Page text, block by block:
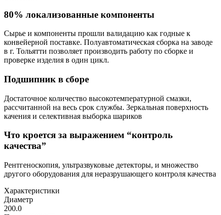
80% локализованные компоненты
Сырье и компоненты прошли валидацию как годные к
конвейерной поставке. Полуавтоматическая сборка на заводе
в г. Тольятти позволяет производить работу по сборке и
проверке изделия в один цикл.
Подшипник в сборе
Достаточное количество высокотемпературной смазки,
рассчитанной на весь срок службы. Зеркальная поверхность
качения и селективная выборка шариков
Что кроется за выражением “контроль
качества”
Рентгеноскопия, ультразвуковые детекторы, и множество
другого оборудования для неразрушающего контроля качества
Характеристики
Диаметр
200.0